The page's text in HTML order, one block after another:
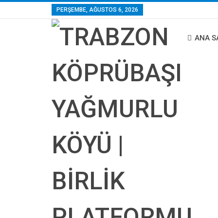
PERŞEMBE, AĞUSTOS 6, 2026
ANA